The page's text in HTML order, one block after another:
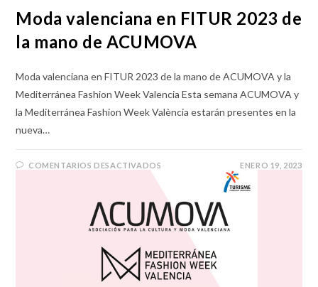
Moda valenciana en FITUR 2023 de
la mano de ACUMOVA
Moda valenciana en FITUR 2023 de la mano de ACUMOVA y la
Mediterránea Fashion Week Valencia Esta semana ACUMOVA y
la Mediterránea Fashion Week València estarán presentes en la
nueva…
COMENTARIOS DESACTIVADOS ENERO 19, 2023